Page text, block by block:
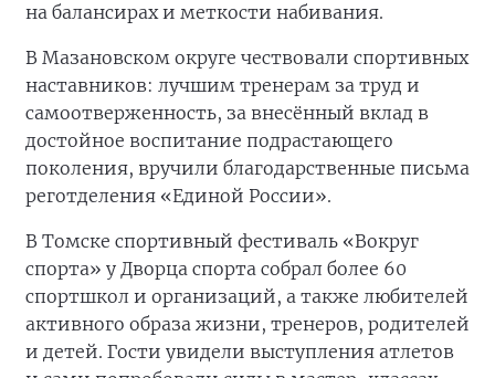
на балансирах и меткости набивания.
В Мазановском округе чествовали спортивных
наставников: лучшим тренерам за труд и
самоотверженность, за внесённый вклад в
достойное воспитание подрастающего
поколения, вручили благодарственные письма
реготделения «Единой России».
В Томске спортивный фестиваль «Вокруг
спорта» у Дворца спорта собрал более 60
спортшкол и организаций, а также любителей
активного образа жизни, тренеров, родителей
и детей. Гости увидели выступления атлетов